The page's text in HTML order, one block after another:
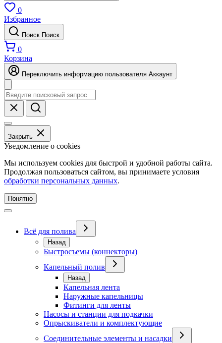
0
Избранное
Поиск Поиск
0
Корзина
Переключить информацию пользователя Аккаунт
Закрыть
Уведомление о cookies
Мы используем cookies для быстрой и удобной работы сайта.
Продолжая пользоваться сайтом, вы принимаете условия
обработки персональных данных.
Понятно
Всё для полива
Назад
Быстросъемы (коннекторы)
Капельный полив
Назад
Капельная лента
Наружные капельницы
Фитинги для ленты
Насосы и станции для подкачки
Опрыскиватели и комплектующие
Соединительные элементы и насадки